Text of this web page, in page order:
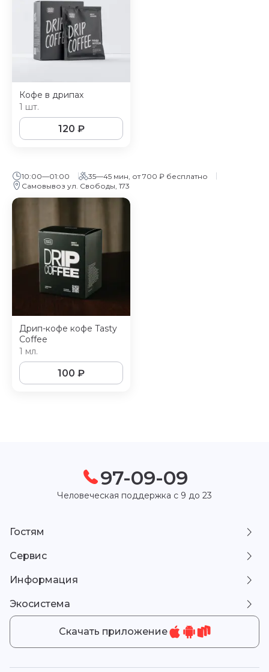
Кофе в дрипах
1 шт.
120 ₽
10:00—01:00
35—45 мин, от 700 ₽ бесплатно
Самовывоз ул. Свободы, 173
Дрип-кофе кофе Tasty
Coffee
1 мл.
100 ₽
97-09-09
Человеческая поддержка с 9 до 23
Гостям
Сервис
Информация
Экосистема
Скачать приложение